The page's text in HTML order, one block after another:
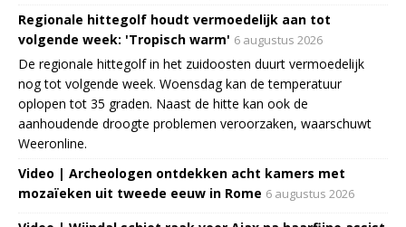
Regionale hittegolf houdt vermoedelijk aan tot
volgende week: 'Tropisch warm' 6 augustus 2026
De regionale hittegolf in het zuidoosten duurt vermoedelijk
nog tot volgende week. Woensdag kan de temperatuur
oplopen tot 35 graden. Naast de hitte kan ook de
aanhoudende droogte problemen veroorzaken, waarschuwt
Weeronline.
Video | Archeologen ontdekken acht kamers met
mozaïeken uit tweede eeuw in Rome 6 augustus 2026